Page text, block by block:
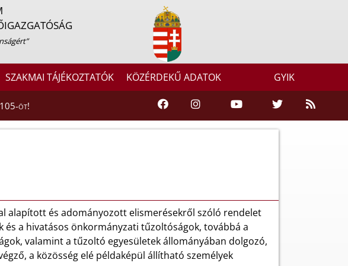
SZAKMAI TÁJÉKOZTATÓK KÖZÉRDEKŰ ADATOK GYIK
105-öt!
alapított és adományozott elismerésekről szóló rendelet
a hivatásos önkormányzati tűzoltóságok, továbbá a
valamint a tűzoltó egyesületek állományában dolgozó,
a közösség elé példaképül állítható személyek